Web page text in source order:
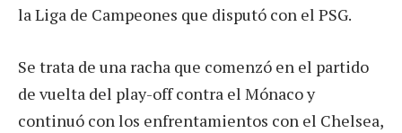
la Liga de Campeones que disputó con el PSG.
Se trata de una racha que comenzó en el partido
de vuelta del play-off contra el Mónaco y
continuó con los enfrentamientos con el Chelsea,